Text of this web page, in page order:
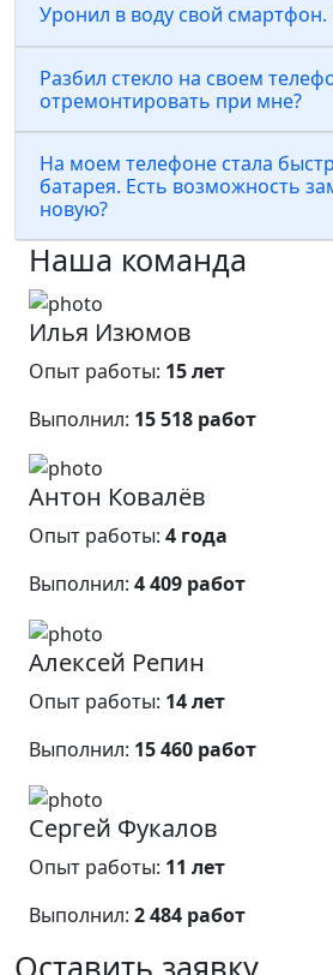
Уронил в воду свой смартфон.
Разбил стекло на своем
отремонтировать при мне?
На моем телефоне стала
батарея. Есть возможность
новую?
Наша команда
Илья Изюмов
Опыт работы: 15 лет
Выполнил: 15 518 работ
Антон Ковалёв
Опыт работы: 4 года
Выполнил: 4 409 работ
Алексей Репин
Опыт работы: 14 лет
Выполнил: 15 460 работ
Сергей Фукалов
Опыт работы: 11 лет
Выполнил: 2 484 работ
Оставить заявку